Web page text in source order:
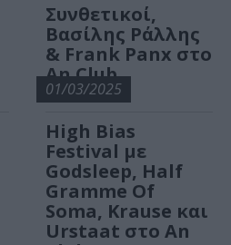
Συνθετικοί,
Βασίλης Ράλλης
& Frank Panx στο
Αn Club
01/03/2025
High Bias
Festival με
Godsleep, Half
Gramme Of
Soma, Krause και
Urstaat στο An